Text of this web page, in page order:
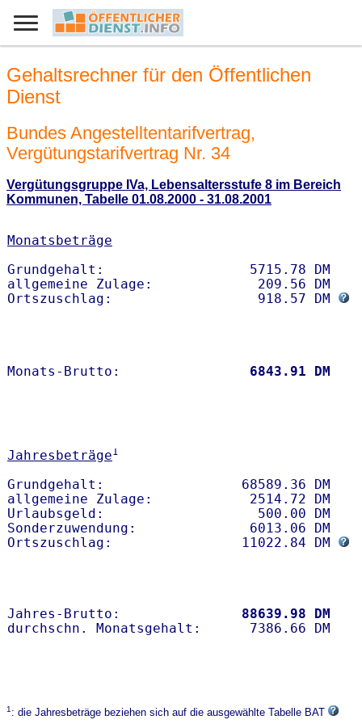
Gehaltsrechner für den Öffentlichen
Dienst
Bundes Angestelltentarifvertrag,
Vergütungstarifvertrag Nr. 34
Vergütungsgruppe IVa, Lebensaltersstufe 8 im Bereich
Kommunen, Tabelle 01.08.2000 - 31.08.2001
Monatsbeträge
Grundgehalt:                  5715.78 DM
allgemeine Zulage:             209.56 DM
Ortszuschlag:                  918.57 DM
Monats-Brutto: 6843.91 DM
Jahresbeträge1
Grundgehalt:                 68589.36 DM
allgemeine Zulage:            2514.72 DM
Urlaubsgeld:                   500.00 DM
Sonderzuwendung:              6013.06 DM
Ortszuschlag:                11022.84 DM
Jahres-Brutto: 88639.98 DM
1: die Jahresbeträge beziehen sich auf die ausgewählte Tabelle BAT